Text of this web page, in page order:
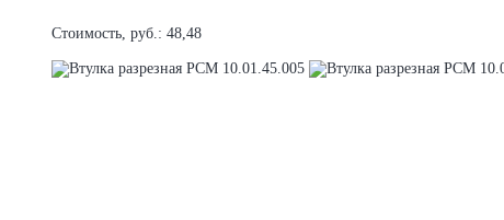
Стоимость, руб.: 48,48